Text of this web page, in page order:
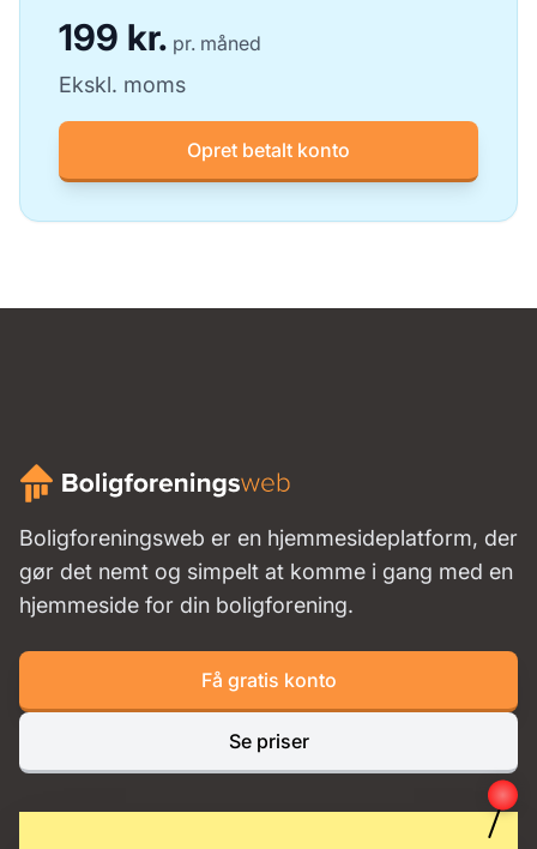
199 kr. pr. måned
Ekskl. moms
Opret betalt konto
Boligforeningsweb er en hjemmesideplatform, der
gør det nemt og simpelt at komme i gang med en
hjemmeside for din boligforening.
Få gratis konto
Se priser